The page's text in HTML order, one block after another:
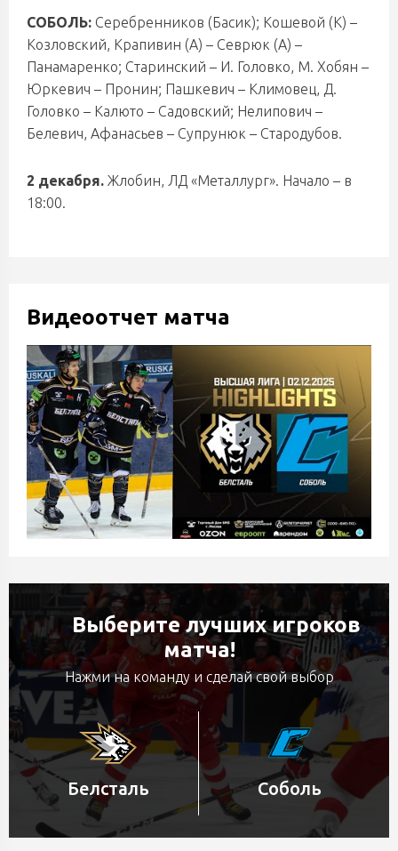
СОБОЛЬ: Серебренников (Басик); Кошевой (К) –
Козловский, Крапивин (А) – Севрюк (А) –
Панамаренко; Старинский – И. Головко, М. Хобян –
Юркевич – Пронин; Пашкевич – Климовец, Д.
Головко – Калюто – Садовский; Нелипович –
Белевич, Афанасьев – Супрунюк – Стародубов.
2 декабря. Жлобин, ЛД «Металлург». Начало – в
18:00.
Видеоотчет матча
Выберите лучших игроков
матча!
Нажми на команду и сделай свой выбор
Белсталь Соболь